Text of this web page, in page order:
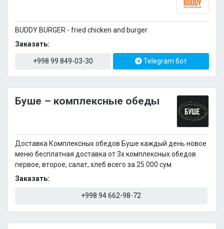
BUDDY BURGER - fried chicken and burger
Заказать:
+998 99 849-03-30 Telegram бот
Буше – комплексные обеды
Доставка Комплексных обедов Буше каждый день новое
меню бесплатная доставка от 3х комплексных обедов
первое, второе, салат, хлеб всего за 25.000 сум
Заказать:
+998 94 662-98-72